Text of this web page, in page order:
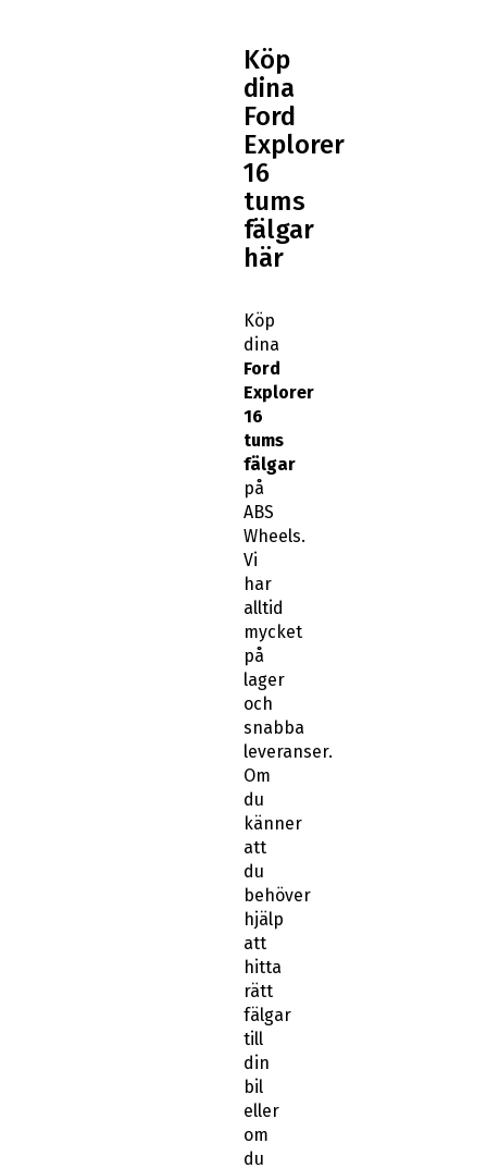
Köp
dina
Ford
Explorer
16
tums
fälgar
här
Köp
dina
Ford
Explorer
16
tums
fälgar
på
ABS
Wheels.
Vi
har
alltid
mycket
på
lager
och
snabba
leveranser.
Om
du
känner
att
du
behöver
hjälp
att
hitta
rätt
fälgar
till
din
bil
eller
om
du